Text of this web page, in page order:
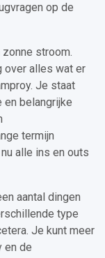
op de
stroom.
over alles wat er
Je staat
en belangrijke
termijn
alle ins en outs
aantal dingen
type
Je kunt meer
en de